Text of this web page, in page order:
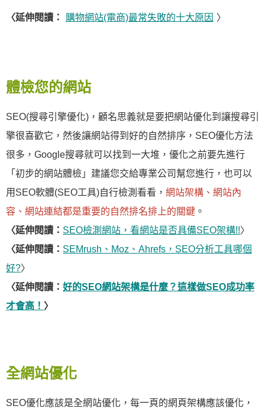
〈延伸閱讀：
購物網站(電商)最常失敗的十大原因 〉
體檢您的網站
SEO(搜尋引擎優化)，顧名思義就是要把網站優化到讓搜尋引
擎很喜歡它，然後讓網站得到好的自然排序，SEO優化方法
很多，Google搜尋就可以找到一大堆，優化之前要先進行
「初步的網站體檢」建議您交給專業公司幫您進行，也可以
用SEO軟體(SEO工具)自行檢測看看， 網站架構、網站內
容、網站連結都是重要的自然排名排上的關鍵 。
〈延伸閱讀： SEO檢測網站，看網站是否具備SEO架構!!〉
〈延伸閱讀： SEMrush、Moz、Ahrefs，SEO分析工具哪個
好?〉
〈延伸閱讀： 好的SEO網站架構是什麼？這樣做SEO成功率
才會高！ 〉
全網站優化
SEO優化應該是全網站優化，每一頁的網頁架構應該優化，